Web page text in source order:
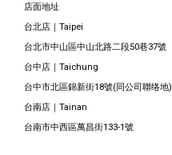
店面地址
台北店｜Taipei
台北市中山區中山北路二段50巷37號
台中店｜Taichung
台中市北區錦新街18號(同公司聯络地)
台南店｜Tainan
台南市中西區萬昌街133-1號